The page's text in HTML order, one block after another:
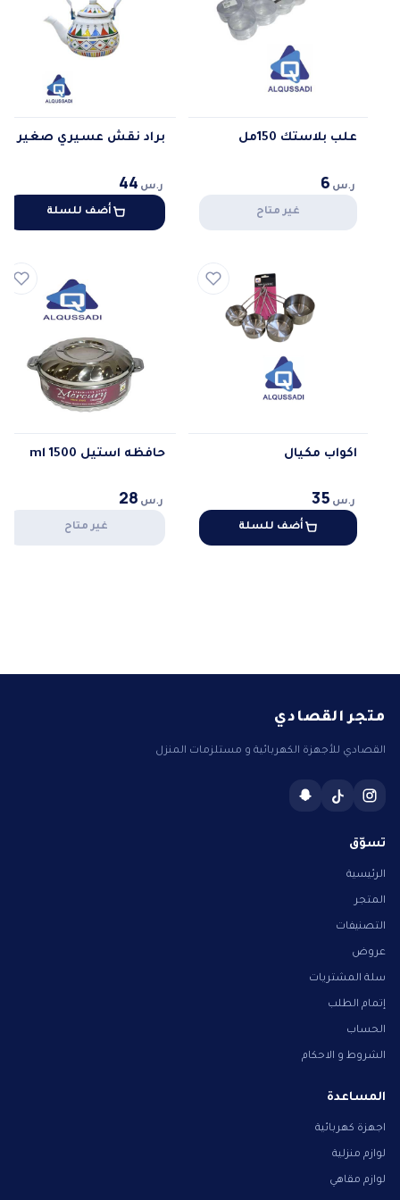
علب بلاستك 150مل
ر.س 6
غير متاح
براد نقش عسيري صغير
ر.س 44
أضف للسلة
اكواب مكيال
ر.س 35
أضف للسلة
حافظه استيل 1500 ml
ر.س 28
غير متاح
متجر القصادي
القصادي للأجهزة الكهربائية و مستلزمات المنزل
تسوّق
الرئيسية
المتجر
التصنيفات
عروض
سلة المشتريات
إتمام الطلب
الحساب
الشروط و الاحكام
المساعدة
اجهزة كهربائية
لوازم منزلية
لوازم مقاهي